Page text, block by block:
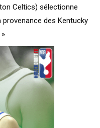
Celtics) sélectionne
provenance des Kentucky